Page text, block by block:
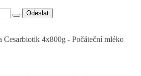
Odeslat
Cesarbiotik 4x800g - Počáteční mléko